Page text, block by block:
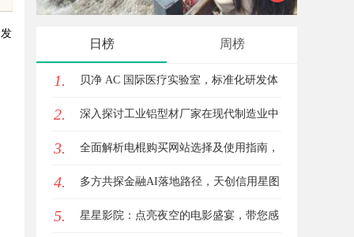
日榜 周榜
1. 贝净 AC 国际医疗实验室，标准化研发体
系全解析
2. 深入探讨工业铝型材厂家在现代制造业中
的重要角色与发展趋势
3. 全面解析电棍购买网站选择及使用指南，
保障安全与合法性
4. 多方共探金融AI落地路径，天创信用星图
AI助力产业金融智能升级
5. 星星影院：点亮夜空的电影盛宴，带您感